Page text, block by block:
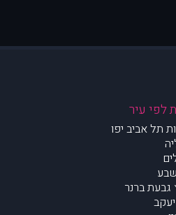
לפי עיר
תל אביב יפו
גבעת ברנר
יעקב